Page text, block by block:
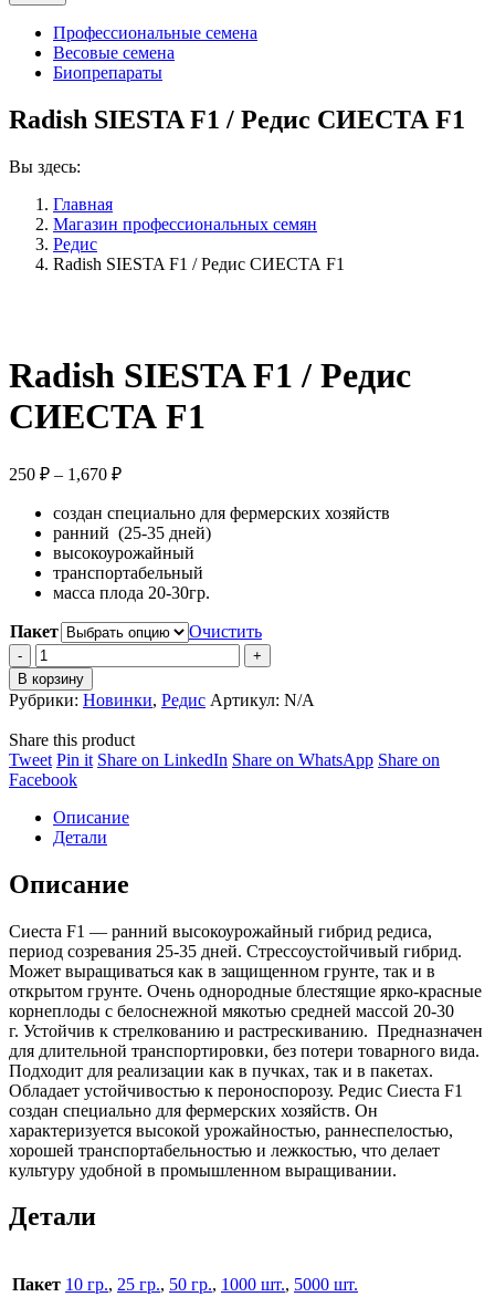
Профессиональные семена
Весовые семена
Биопрепараты
Radish SIESTA F1 / Редис СИЕСТА F1
Вы здесь:
Главная
Магазин профессиональных семян
Редис
Radish SIESTA F1 / Редис СИЕСТА F1
Radish SIESTA F1 / Редис
СИЕСТА F1
250 ₽ – 1,670 ₽Диапазон
250 ₽
–
1,670 ₽
создан специально для фермерских хозяйств
ранний (25-35 дней)
высокоурожайный
транспортабельный
масса плода 20-30гр.
Пакет
Очистить
Radish
SIESTA
F1
/
Редис
СИЕСТА
F1
quantity
В корзину
Рубрики: Новинки, Редис Артикул: N/A
Share this product
TweetShare
on
Pin itShare
Share on LinkedIn Share
Share on WhatsAppShare
Share on
FacebookShare
Facebook
Описание
Детали
Описание
Сиеста F1 — ранний высокоурожайный гибрид редиса,
период созревания 25-35 дней. Стрессоустойчивый гибрид.
Может выращиваться как в защищенном грунте, так и в
открытом грунте. Очень однородные блестящие ярко-красные
корнеплоды с белоснежной мякотью средней массой 20-30
г. Устойчив к стрелкованию и растрескиванию. Предназначен
для длительной транспортировки, без потери товарного вида.
Подходит для реализации как в пучках, так и в пакетах.
Обладает устойчивостью к пероноспорозу. Редис Сиеста F1
создан специально для фермерских хозяйств. Он
характеризуется высокой урожайностью, раннеспелостью,
хорошей транспортабельностью и лежкостью, что делает
культуру удобной в промышленном выращивании.
Детали
Пакет 10 гр., 25 гр., 50 гр., 1000 шт., 5000 шт.